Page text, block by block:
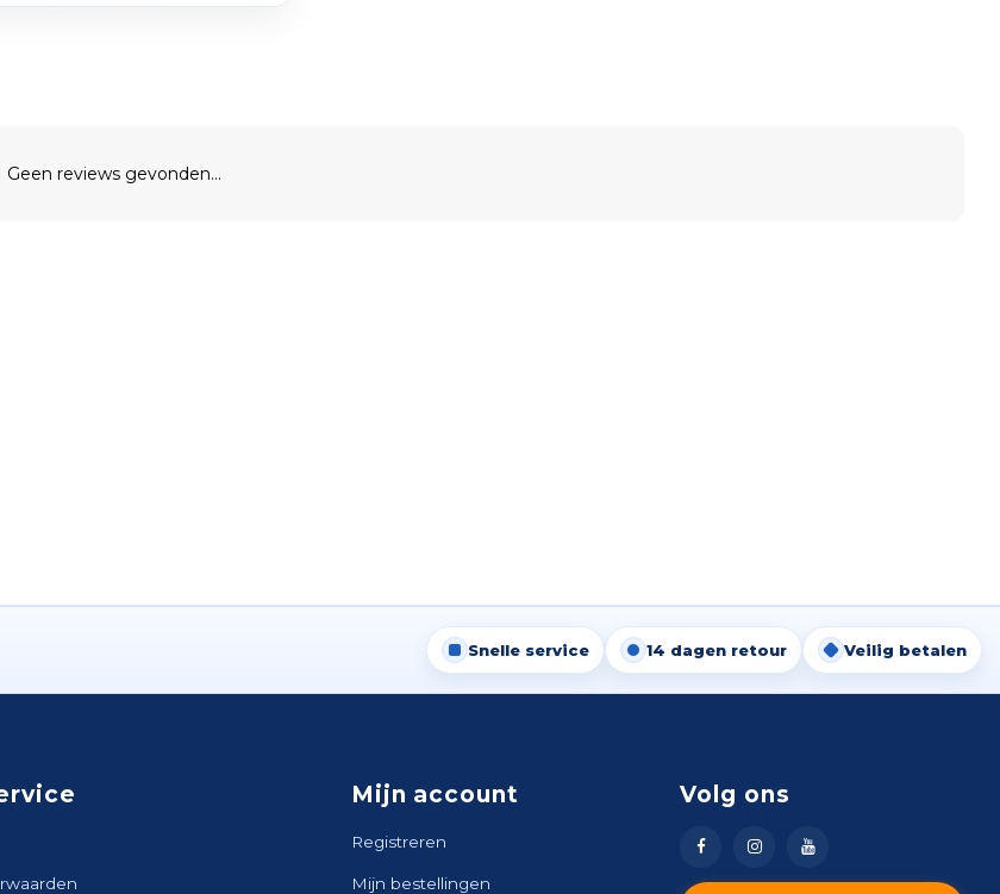
Geen reviews gevonden...
Snelle service 14 dagen retour Veilig betalen
Mijn account
Registreren
Mijn bestellingen
Volg ons